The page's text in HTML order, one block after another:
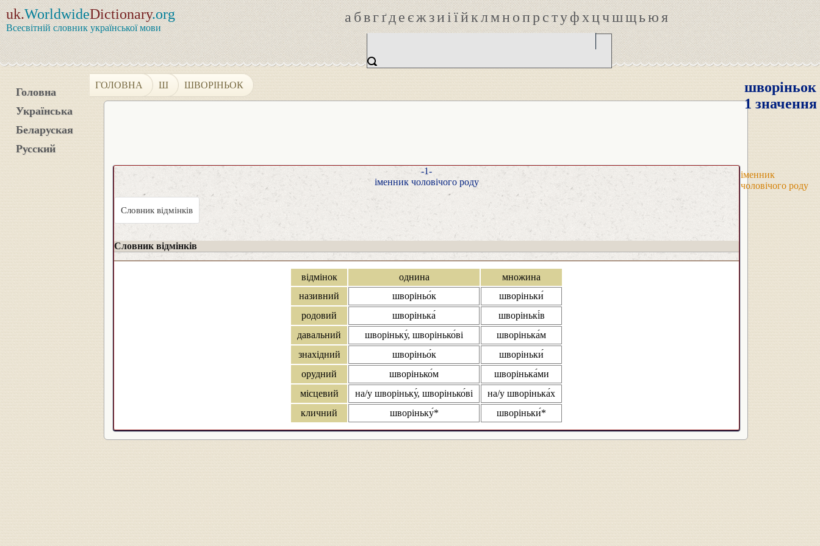
uk.WorldwideDictionary.org
Всесвітній словник української мови
абвгґдеєжзиіїйклмнопрстуфхцчшщьюя
Головна
Українська
Беларуская
Русский
ГОЛОВНА Ш ШВОРІНЬОК
шворіньок
1 значення
іменник
чоловічого роду
-1-
іменник чоловічого роду
Словник відмінків
Словник відмінків
відмінок однина
множина
називний
шворіньо́к
шворіньки́
родовий
шворінька́
шворінькі́в
давальний
шворіньку́, шворінько́ві
шворінька́м
знахідний
шворіньо́к
шворіньки́
орудний
шворінько́м
шворінька́ми
місцевий
на/у шворіньку́, шворінько́ві
на/у шворінька́х
кличний
шворіньку́* шворіньки́*